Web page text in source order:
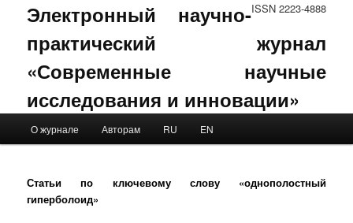
ISSN 2223-4888
Электронный научно-
практический журнал
«Современные научные
исследования и инновации»
Skip to primary content
Skip to secondary content
О журнале Авторам RU EN
Статьи по ключевому слову «однополостный
гиперболоид»